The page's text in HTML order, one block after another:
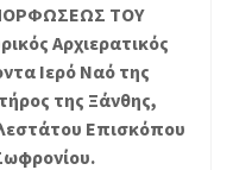
ΤΟΥ
Αρχιερατικός
Ιερό Ναό της
της Ξάνθης,
Επισκόπου